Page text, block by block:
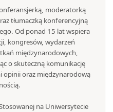
moderatorką
tłumaczką konferencyjną
Od ponad 15 lat wspiera
kongresów, wydarzeń
międzynarodowych,
o skuteczną komunikację
opinii oraz międzynarodową
na Uniwersytecie